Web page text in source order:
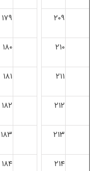
۲۰۹ ۱۷۹
۲۱۰ ۱۸۰
۲۱۱ ۱۸۱
۲۱۲ ۱۸۲
۲۱۳ ۱۸۳
۲۱۴ ۱۸۴